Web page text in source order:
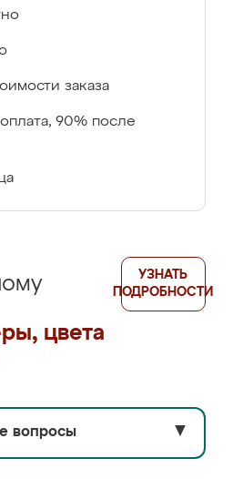
заказа
90% после
цвета
УЗНАТЬ
ПОДРОБНОСТИ
вопросы ▼